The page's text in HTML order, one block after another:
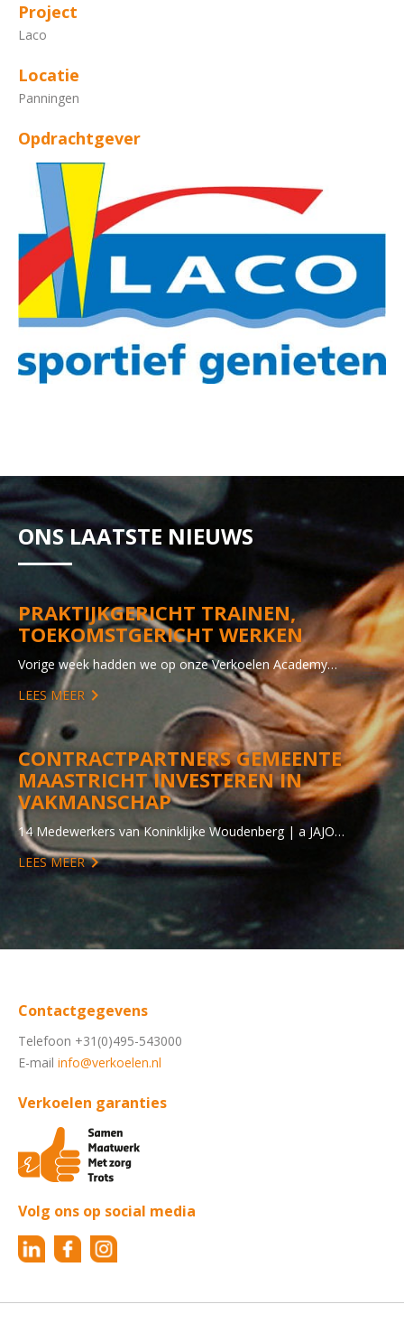
Project
Laco
Locatie
Panningen
Opdrachtgever
ONS LAATSTE NIEUWS
PRAKTIJKGERICHT TRAINEN,
TOEKOMSTGERICHT WERKEN
Vorige week hadden we op onze Verkoelen Academy…
LEES MEER
CONTRACTPARTNERS GEMEENTE
MAASTRICHT INVESTEREN IN
VAKMANSCHAP
14 Medewerkers van Koninklijke Woudenberg | a JAJO…
LEES MEER
Contactgegevens
Telefoon +31(0)495-543000
E-mail info@verkoelen.nl
Verkoelen garanties
Volg ons op social media